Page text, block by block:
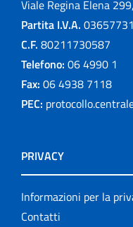
Viale Regina Elena
Partita I.V.A.
C.F. 80211730587
Telefono: 06 4990 1
Fax: 06 4938 7118
PEC:
PRIVACY
Informazioni per la
Contatti